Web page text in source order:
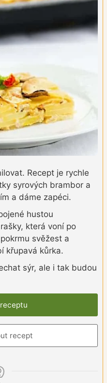
Recept je rychle
syrových brambor a
a dáme zapéci.
hustou
která voní po
svěžest a
křupavá kůrka.
sýr, ale i tak budou
recept